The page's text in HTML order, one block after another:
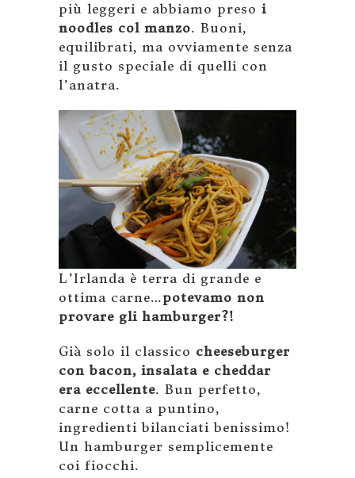
più leggeri e abbiamo preso i
noodles col manzo. Buoni,
equilibrati, ma ovviamente senza
il gusto speciale di quelli con
l’anatra.
L’Irlanda è terra di grande e
ottima carne…potevamo non
provare gli hamburger?!
Già solo il classico cheeseburger
con bacon, insalata e cheddar
era eccellente. Bun perfetto,
carne cotta a puntino,
ingredienti bilanciati benissimo!
Un hamburger semplicemente
coi fiocchi.